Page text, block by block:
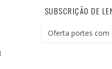
SUBSCRIÇÃO DE
Oferta portes com